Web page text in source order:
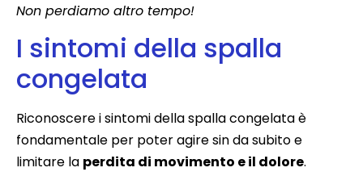
Non perdiamo altro tempo!
I sintomi della spalla
congelata
Riconoscere i sintomi della spalla congelata è
fondamentale per poter agire sin da subito e
limitare la perdita di movimento e il dolore.